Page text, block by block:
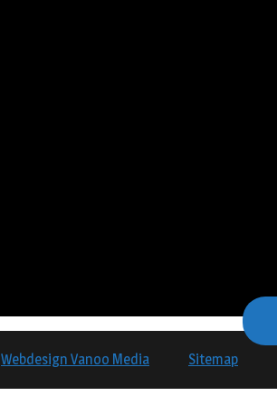
Webdesign Vanoo Media Sitemap